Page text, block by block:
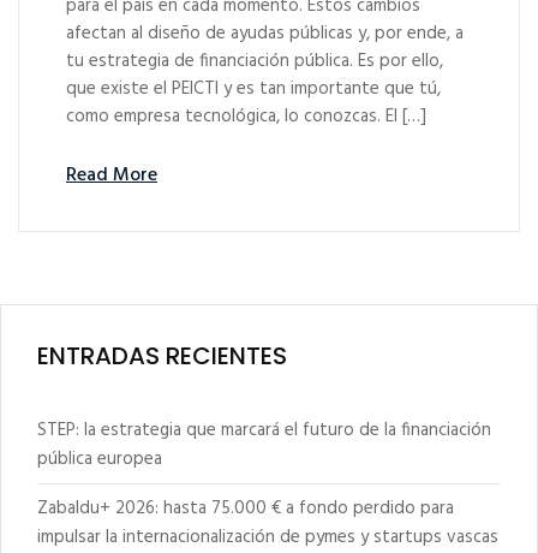
para el país en cada momento. Estos cambios
afectan al diseño de ayudas públicas y, por ende, a
tu estrategia de financiación pública. Es por ello,
que existe el PEICTI y es tan importante que tú,
como empresa tecnológica, lo conozcas. El […]
Read More
ENTRADAS RECIENTES
STEP: la estrategia que marcará el futuro de la financiación
pública europea
Zabaldu+ 2026: hasta 75.000 € a fondo perdido para
impulsar la internacionalización de pymes y startups vascas